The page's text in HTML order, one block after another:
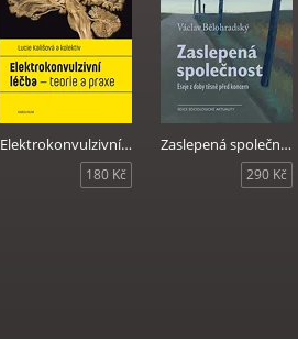
Elektrokonvulzivní léčba - teorie a praxe
180 Kč
Zaslepená společnost
290 Kč